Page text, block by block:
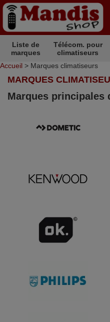
Liste de
marques
Télécom. pour
climatiseurs
Accueil > Marques climatiseurs
MARQUES
Marques principales